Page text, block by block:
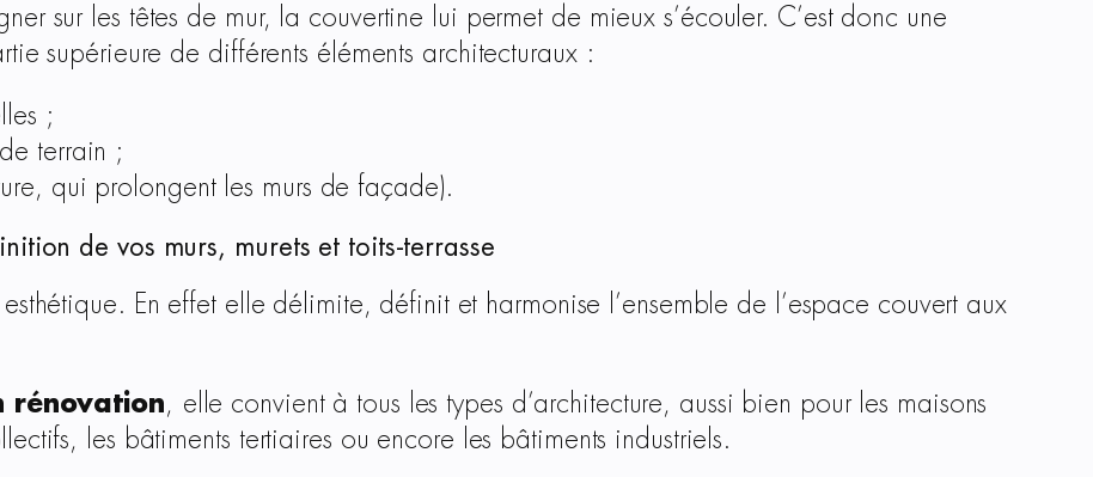
sur les têtes de mur, la couvertine lui permet de mieux s’écouler. C’est donc une
supérieure de différents éléments architecturaux :
;
terrain ;
qui prolongent les murs de façade).
de vos murs, murets et toits-terrasse
En effet elle délimite, définit et harmonise l’ensemble de l’espace couvert aux
rénovation, elle convient à tous les types d’architecture, aussi bien pour les maisons
les bâtiments tertiaires ou encore les bâtiments industriels.